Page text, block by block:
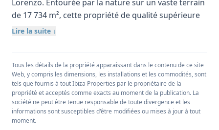
Lorenzo. Entourée par la nature sur un vaste terrain
de 17 734 m², cette propriété de qualité supérieure
offre une intimité et une tranquillité totales tout en
Récemment rénovée avec une grande attention aux
détails, cette authentique finca d'Ibiza allie
magnifiquement l'architecture traditionnelle à une
esthétique contemporaine raffinée. La résidence
principale s'étend sur 257 m² et comprend cinq
Lire la suite ↓
Tous les détails de la propriété apparaissant dans le contenu de ce site
Web, y compris les dimensions, les installations et les commodités, sont
tels que fournis à tout Ibiza Properties par le propriétaire de la
propriété et acceptés comme exacts au moment de la publication. La
société ne peut être tenue responsable de toute divergence et les
informations sont susceptibles d'être modifiées ou mises à jour à tout
moment.